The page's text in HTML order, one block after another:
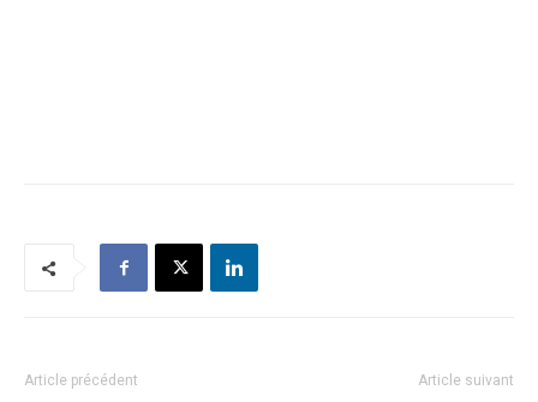
Article précédent Article suivant